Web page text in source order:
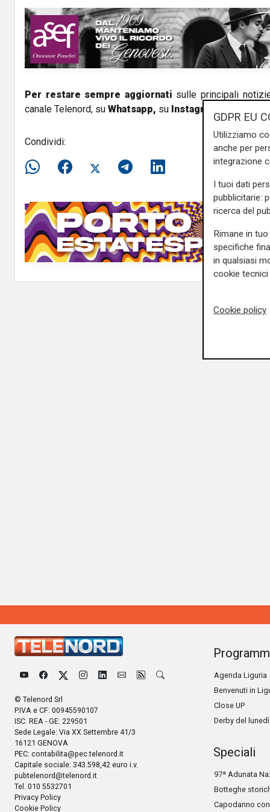
V
d
e
o
Per restare sempre aggiornati sulle principali
canale Telenord, su Whatsapp, su Instagram
Condividi:
© Telenord Srl
P.IVA e CF: 00945590107
ISC. REA - GE: 229501
Sede Legale: Via XX Settembre 41/3
16121 GENOVA
PEC: contabilita@pec.telenord.it
Capitale sociale: 343.598,42 euro i.v.
pubtelenord@telenord.it
Tel. 010 5532701
Privacy Policy
Cookie Policy
Agenda Liguria
Benvenuti in
Close UP
Derby del lunedì
Speciali
97ª Adunata
Botteghe
Capodanno
GDPR EU
Utilizziamo
anche per
integrazione
I tuoi dati
pubblicitarie:
ricerca del
Rimane in
specifiche
in qualsiasi
cookie tecnici
Cookie policy